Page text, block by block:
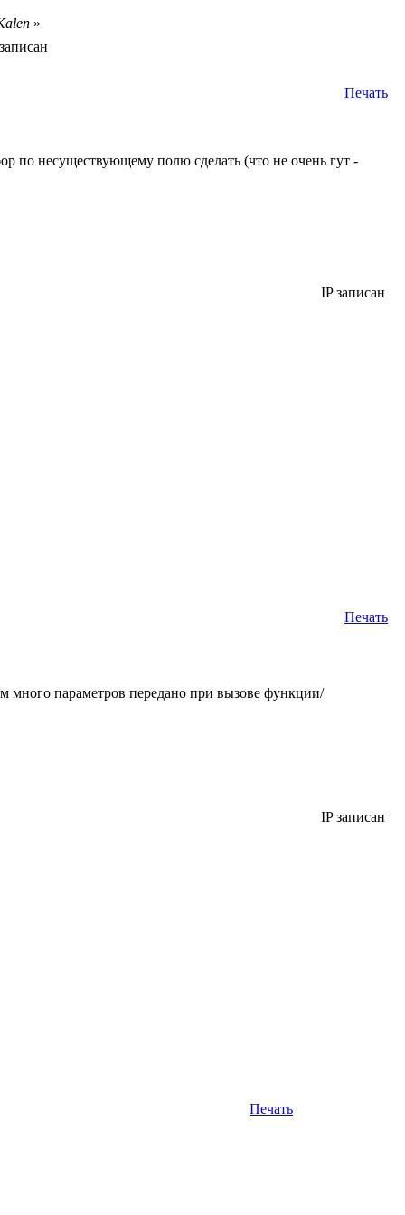
»
Печать
по несуществующему полю сделать (что не очень гут -
IP записан
Печать
параметров передано при вызове функции/
IP записан
Печать